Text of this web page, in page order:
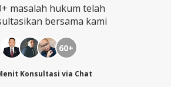
masalah hukum telah
bersama kami
60+
Konsultasi via Chat